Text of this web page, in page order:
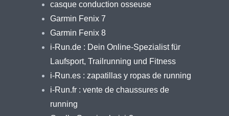
casque conduction osseuse
Garmin Fenix 7
Garmin Fenix 8
i-Run.de : Dein Online-Spezialist für
Laufsport, Trailrunning und Fitness
i-Run.es : zapatillas y ropas de running
i-Run.fr : vente de chaussures de
running